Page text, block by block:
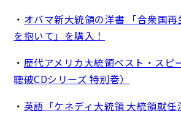
・ オバマ新大統領の洋書 「合衆国
を抱いて」を購入！
・ 歴代アメリカ大統領ベスト・スピ
聴破CDシリーズ 特別巻）
・ 英語「ケネディ大統領 大統領就任